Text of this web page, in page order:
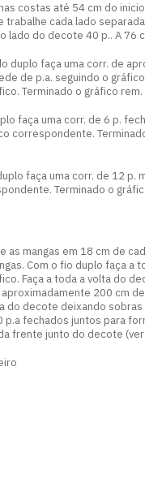
costas até 54 cm do
trabalhe cada lado
lado do decote 40 p.. A 76
duplo faça uma corr. de
de p.a. seguindo o
Terminado o gráfico rem.
faça uma corr. de 6 p.
correspondente.
faça uma corr. de 12 p.
Terminado o
as mangas em 18 cm de
Com o fio duplo faça a
Faça a toda a volta do
aproximadamente 200 cm
do decote deixando sobras
p.a fechados juntos para
frente junto do decote